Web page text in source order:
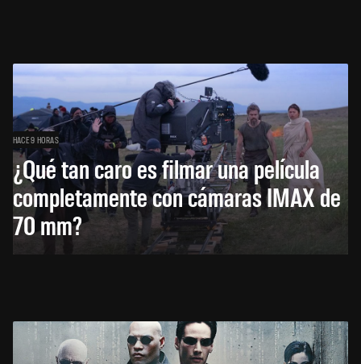
HACE 9 HORAS
¿Qué tan caro es filmar una película
completamente con cámaras IMAX de
70 mm?